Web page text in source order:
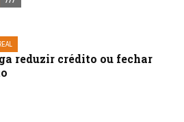
reduzir crédito ou fechar